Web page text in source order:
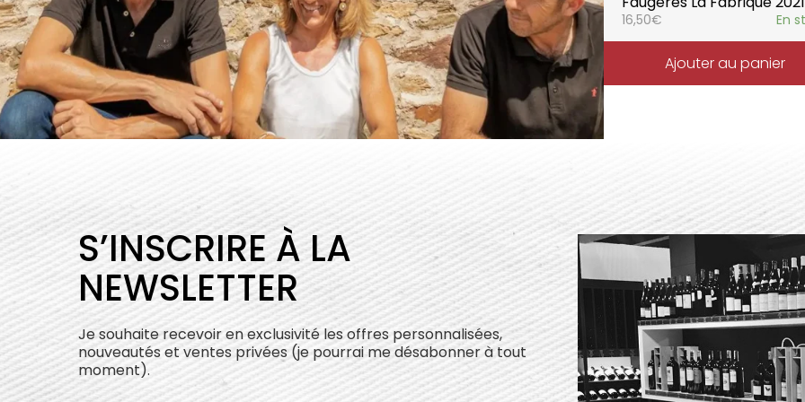
16,50€ En
Ajouter au panier
S’INSCRIRE À LA
NEWSLETTER
Je souhaite recevoir en exclusivité les offres personnalisées,
nouveautés et ventes privées (je pourrai me désabonner à tout
moment).